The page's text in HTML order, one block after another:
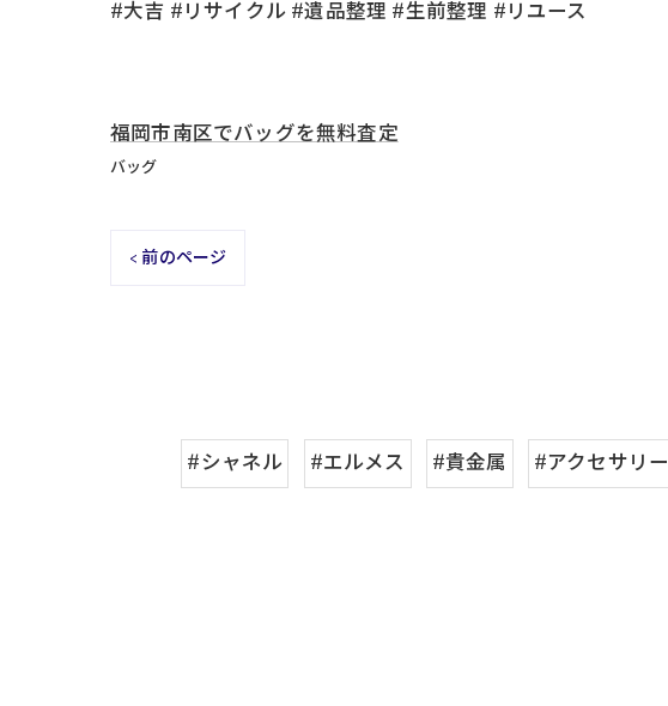
#大吉 #リサイクル #遺品整理 #生前整理 #リユース
福岡市南区でバッグを無料査定
バッグ
< 前のページ
#シャネル #エルメス #貴金属 #アクセサリー